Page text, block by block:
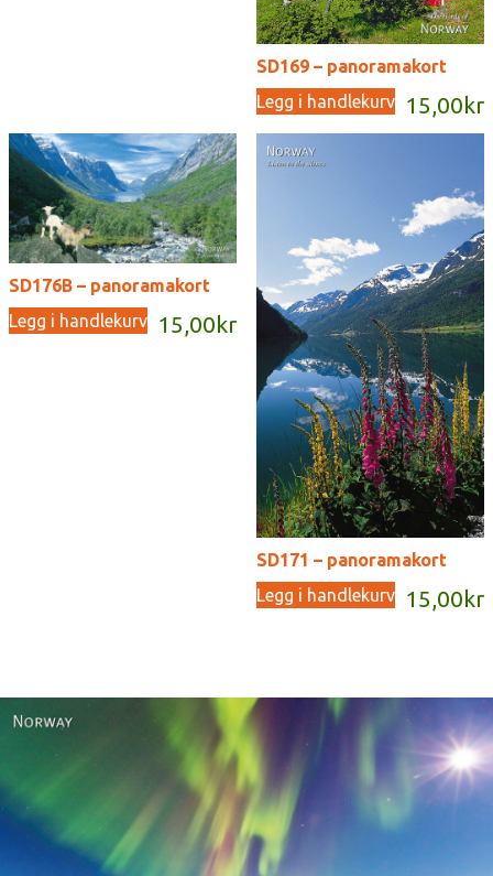
SD169 – panoramakort
15,00 kr
Legg i handlekurv
SD176B – panoramakort
15,00 kr
Legg i handlekurv
SD171 – panoramakort
15,00 kr
Legg i handlekurv
Norway